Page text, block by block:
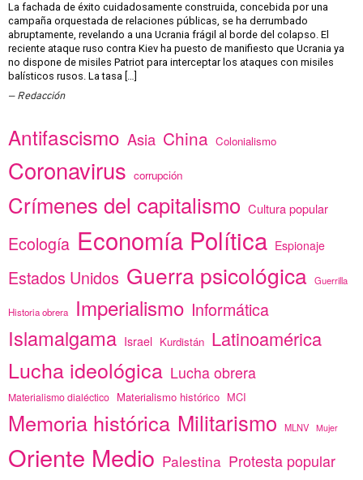
La fachada de éxito cuidadosamente construida, concebida por una
campaña orquestada de relaciones públicas, se ha derrumbado
abruptamente, revelando a una Ucrania frágil al borde del colapso. El
reciente ataque ruso contra Kiev ha puesto de manifiesto que Ucrania ya
no dispone de misiles Patriot para interceptar los ataques con misiles
balísticos rusos. La tasa […]
Redacción
Antifascismo Asia China Colonialismo
Coronavirus corrupción
Crímenes del capitalismo Cultura popular
Ecología Economía Política Espionaje
Estados Unidos Guerra psicológica Guerrilla
Historia obrera Imperialismo Informática
Islamalgama Israel Kurdistán Latinoamérica
Lucha ideológica Lucha obrera
Materialismo dialéctico Materialismo histórico MCI
Memoria histórica Militarismo MLNV Mujer
Oriente Medio Palestina Protesta popular